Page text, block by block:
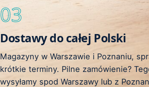
03
Dostawy do całej Polski
Magazyny w Warszawie i Poznaniu,
krótkie terminy. Pilne zamówienie?
wysyłamy spod Warszawy lub z